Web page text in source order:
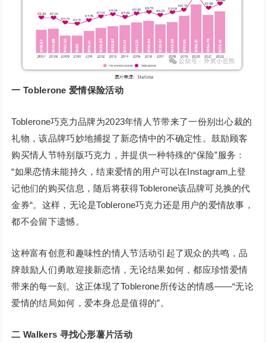
一 Toblerone 爱情保险活动
Toblerone巧克力品牌为2023年情人节带来了一份别出心裁的
礼物，该品牌巧妙地捕捉了新恋情中的不确定性。鼓励顾客
购买情人节特别版巧克力，并提供一种特殊的“保险”服务：
“如果恋情未能持久，结束爱情的用户可以在Instagram上登
记他们的购买信息，随后将获得Toblerone该品牌可兑换的代
金券“。这样，无论是Toblerone巧克力还是用户的爱情故事，
都不会留下遗憾。
这种富有创意和趣味性的情人节活动引起了观众的共鸣，品
牌鼓励人们勇敢迎接新恋情，无论结果如何，都应珍惜爱情
带来的每一刻。这正体现了Toblerone所传达的情感——“无论
爱情的结局如何，爱本身总是值得的”。
二 Walkers 寻找心形薯片活动